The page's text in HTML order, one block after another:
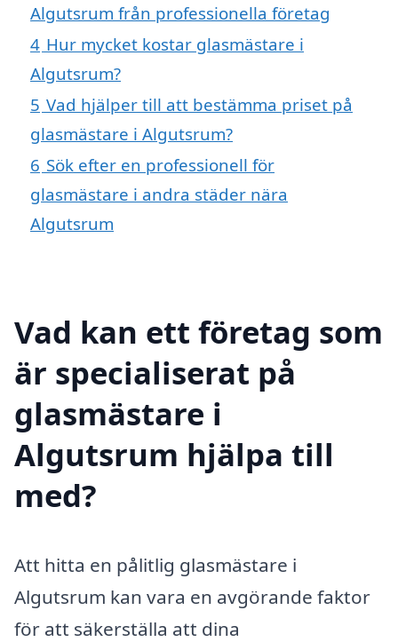
Algutsrum från professionella företag
4 Hur mycket kostar glasmästare i
Algutsrum?
5 Vad hjälper till att bestämma priset på
glasmästare i Algutsrum?
6 Sök efter en professionell för
glasmästare i andra städer nära
Algutsrum
Vad kan ett företag som
är specialiserat på
glasmästare i
Algutsrum hjälpa till
med?
Att hitta en pålitlig glasmästare i
Algutsrum kan vara en avgörande faktor
för att säkerställa att dina